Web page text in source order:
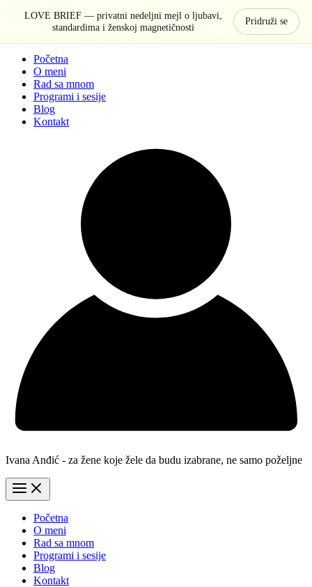
LOVE BRIEF — privatni nedeljni mejl o ljubavi,
standardima i ženskoj magnetičnosti
Pridruži se
Pređi na sadržaj
Ivana Anđić - za žene koje žele da budu izabrane, ne samo poželjne
Početna
O meni
Rad sa mnom
Programi i sesije
Blog
Kontakt
Ivana Anđić - za žene koje žele da budu izabrane, ne samo poželjne
Početna
O meni
Rad sa mnom
Programi i sesije
Blog
Kontakt